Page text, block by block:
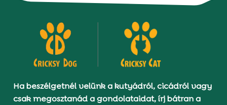
Ha beszélgetnél velünk a kutyádról, cicádról vagy
csak megosztanád a gondolataidat, írj bátran a